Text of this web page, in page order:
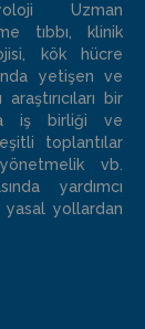
Uzman
tıbbı, klinik
kök hücre
yetişen ve
bir
iş birliği ve
toplantılar
vb.
yardımcı
yasal yollardan